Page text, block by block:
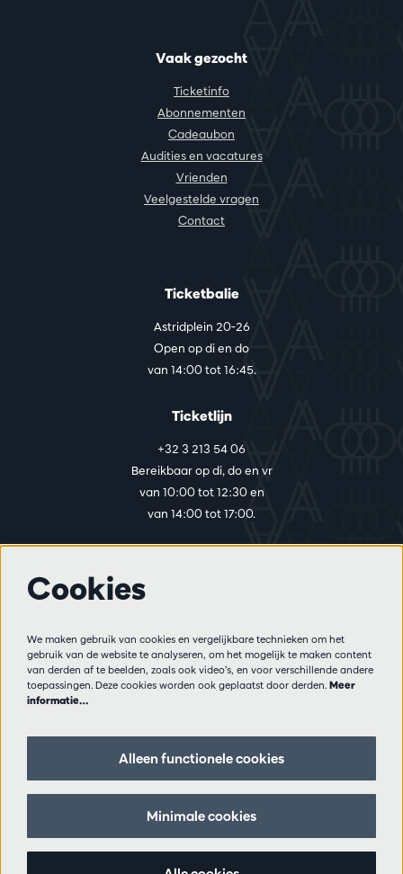
Vaak gezocht
Ticketinfo
Abonnementen
Cadeaubon
Audities en vacatures
Vrienden
Veelgestelde vragen
Contact
Ticketbalie
Astridplein 20-26
Open op di en do
van 14:00 tot 16:45.
Ticketlijn
+32 3 213 54 06
Bereikbaar op di, do en vr
van 10:00 tot 12:30 en
van 14:00 tot 17:00.
Privacy
Verkoopsvoorwaarden
Pers
Volg ons
Cookies
We maken gebruik van cookies en vergelijkbare technieken om het
gebruik van de website te analyseren, om het mogelijk te maken content
van derden af te beelden, zoals ook video’s, en voor verschillende andere
toepassingen. Deze cookies worden ook geplaatst door derden. Meer
informatie…
Alleen functionele cookies
Minimale cookies